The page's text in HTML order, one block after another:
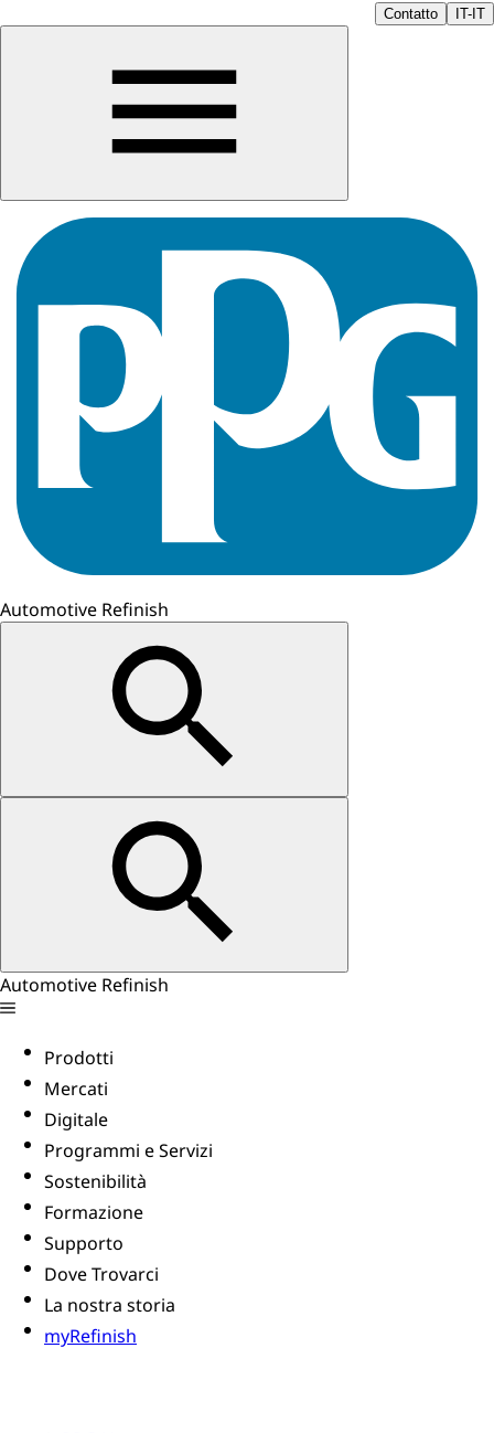
Contatto IT-IT
Automotive Refinish
Automotive Refinish
Prodotti
Mercati
Digitale
Programmi e Servizi
Sostenibilità
Formazione
Supporto
Dove Trovarci
La nostra storia
myRefinish